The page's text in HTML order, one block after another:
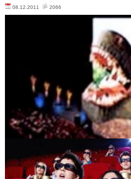
08.12.2011 2066